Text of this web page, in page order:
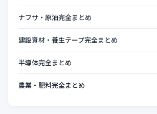
ナフサ・原油完全まとめ
建設資材・養生テープ完全まとめ
半導体完全まとめ
農業・肥料完全まとめ